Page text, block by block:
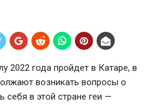
2022 года пройдет в Катаре, в
возникать вопросы о
себя в этой стране геи —